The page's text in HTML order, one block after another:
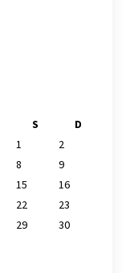
S
D
1
2
8
9
15
16
22
23
29
30